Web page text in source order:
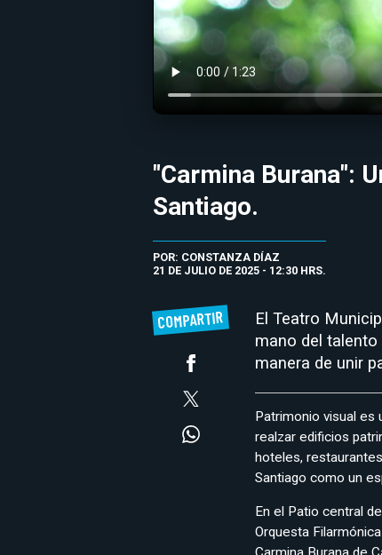
"Carmina Burana":
Santiago.
POR: CONSTANZA DÍAZ
21 DE JULIO DE 2025 - 12:30 HRS.
COMPARTIR
El Teatro
mano del
manera de unir
Patrimonio visual es
realzar edificios
hoteles,
Santiago como un
En el Patio central
Orquesta